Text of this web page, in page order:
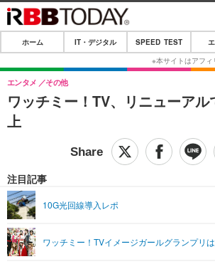
ホーム
IT・デジタル
IT・デジタルTOP
SPEED TEST
グラビア
ライフTOP
リリース一覧
プッシュ通知の停止方法
ホーム IT・デジタル SPEED TEST
ワッチミー！TV、リニューアル
上
エンタメ その他
注目記事
10G光回線導入レポ
ワッチミー！TVイメージガールグランプリ